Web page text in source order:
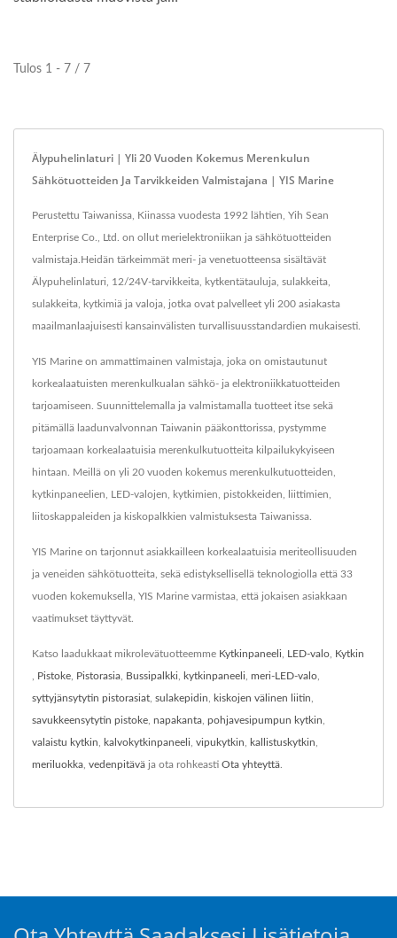
Tulos 1 - 7 / 7
Älypuhelinlaturi | Yli 20 Vuoden Kokemus Merenkulun
Sähkötuotteiden Ja Tarvikkeiden Valmistajana | YIS Marine
Perustettu Taiwanissa, Kiinassa vuodesta 1992 lähtien, Yih Sean
Enterprise Co., Ltd. on ollut merielektroniikan ja sähkötuotteiden
valmistaja.Heidän tärkeimmät meri- ja venetuotteensa sisältävät
Älypuhelinlaturi, 12/24V-tarvikkeita, kytkentätauluja, sulakkeita,
sulakkeita, kytkimiä ja valoja, jotka ovat palvelleet yli 200 asiakasta
maailmanlaajuisesti kansainvälisten turvallisuusstandardien mukaisesti.
YIS Marine on ammattimainen valmistaja, joka on omistautunut
korkealaatuisten merenkulkualan sähkö- ja elektroniikkatuotteiden
tarjoamiseen. Suunnittelemalla ja valmistamalla tuotteet itse sekä
pitämällä laadunvalvonnan Taiwanin pääkonttorissa, pystymme
tarjoamaan korkealaatuisia merenkulkutuotteita kilpailukykyiseen
hintaan. Meillä on yli 20 vuoden kokemus merenkulkutuotteiden,
kytkinpaneelien, LED-valojen, kytkimien, pistokkeiden, liittimien,
liitoskappaleiden ja kiskopalkkien valmistuksesta Taiwanissa.
YIS Marine on tarjonnut asiakkailleen korkealaatuisia meriteollisuuden
ja veneiden sähkötuotteita, sekä edistyksellisellä teknologiolla että 33
vuoden kokemuksella, YIS Marine varmistaa, että jokaisen asiakkaan
vaatimukset täyttyvät.
Katso laadukkaat mikrolevätuotteemme Kytkinpaneeli LED-valo Kytkin
Pistoke Pistorasia Bussipalkki kytkinpaneeli meri-LED-valo
syttyjänsytytin pistorasiat sulakepidin kiskojen välinen liitin
savukkeensytytin pistoke napakanta pohjavesipumpun kytkin
valaistu kytkin kalvokytkinpaneeli vipukytkin kallistuskytkin
meriluokka vedenpitävä ja ota rohkeasti Ota yhteyttä